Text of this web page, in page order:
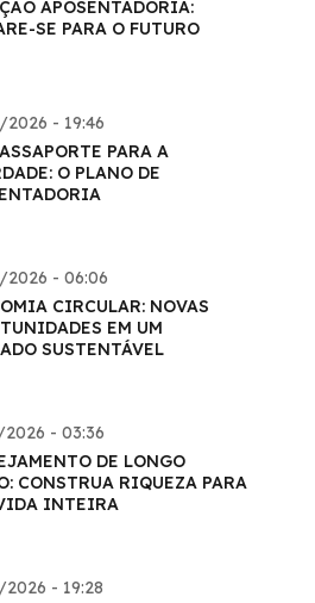
APOSENTADORIA:
SE PARA O FUTURO
- 19:46
PARA A
O PLANO DE
- 06:06
CIRCULAR: NOVAS
EM UM
SUSTENTÁVEL
- 03:36
DE LONGO
CONSTRUA RIQUEZA PARA
INTEIRA
- 19:28